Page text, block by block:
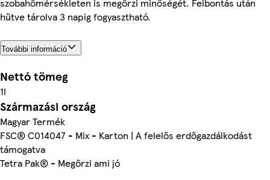
szobahőmérsékleten is megőrzi minőségét. Felbontás után
hűtve tárolva 3 napig fogyasztható.
További információ
Nettó tömeg
1l
Származási ország
Magyar Termék
FSC® C014047 - Mix - Karton | A felelős erdőgazdálkodást
támogatva
Tetra Pak® - Megőrzi ami jó